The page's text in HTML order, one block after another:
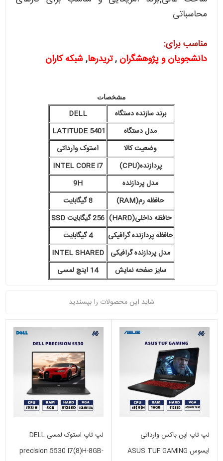
محاسباتی
مناسب برای:
دانشجویان و پژوهشگران,تریدرها,شبکه کاران
مشخصات
برند سازنده دستگاه
DELL
مدل دستگاه
LATITUDE 5401
وضعیت کالا
استوک وارداتی
پردازنده(CPU)
INTEL CORE i7
مدل پردازنده
9H
حافظه رم(RAM)
8 گیگابایت
حافظه داخلی(HARD)
256 گیگابایت SSD
حافظه پردازنده گرافیکی
4 گیگابایت
مدل پردازنده گرافیکی
INTEL SHARED
سایز صفحه نمایش
14 اینچ لمسی
شاید این محصولات را بپسندید
لپ تاپ اپن باکس وارداتی
ایسوس ASUS TUF GAMING
لپ تاپ استوک لمسی DELL
precision 5530 I7(8)H-8GB-